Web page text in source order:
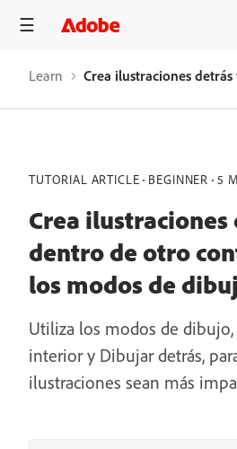
Learn
TUTORIAL ARTICLE BEGINNER 5
Crea ilustraciones
dentro de otro
los modos de
Utiliza los modos de
interior y Dibujar detrás,
ilustraciones sean más